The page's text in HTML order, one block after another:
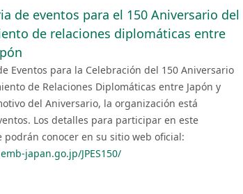
de eventos para el 150 Aniversario del
de relaciones diplomáticas entre
Eventos para la Celebración del 150 Aniversario
de Relaciones Diplomáticas entre Japón y
del Aniversario, la organización está
Los detalles para participar en este
podrán conocer en su sitio web oficial:
japan.go.jp/JPES150/